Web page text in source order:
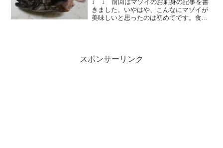
↓ ↓ 前回はマゾイのお刺身の記事を書
きました。いやはや、こんなにマゾイが
美味しいと思ったのは初めてです。食感
スポンサーリンク